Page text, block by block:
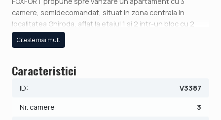
camere, semidecomandat, situat in zona centrala in
localitatea Ghiroda, aflat la etajul 1 si 2 intr-un bloc cu 2
etaje, an constructie 2019, structura este din beton si
metalica, suprafata utila de 70 mp.
Apartamentul fiind structurat astfel:
- Baie;
- Living cu bucatarie open space;
Citeste mai mult
Caracteristici
ID: V3387
Nr. camere: 3